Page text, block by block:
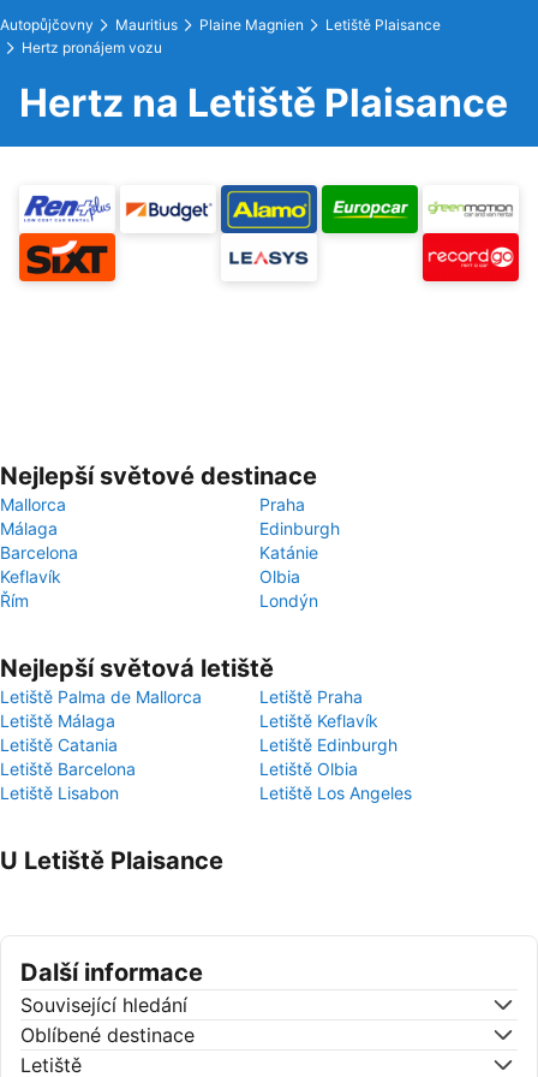
Autopůjčovny Mauritius Plaine Magnien
Letiště Plaisance
Hertz pronájem vozu
Hertz na Letiště Plaisance
Nejlepší světové destinace
Mallorca
Praha
Málaga
Edinburgh
Barcelona
Katánie
Keflavík
Olbia
Řím
Londýn
Nejlepší světová letiště
Letiště Palma de Mallorca
Letiště Praha
Letiště Málaga
Letiště Keflavík
Letiště Catania
Letiště Edinburgh
Letiště Barcelona
Letiště Olbia
Letiště Lisabon
Letiště Los Angeles
U Letiště Plaisance
Další informace
Související hledání
Oblíbené destinace
Letiště